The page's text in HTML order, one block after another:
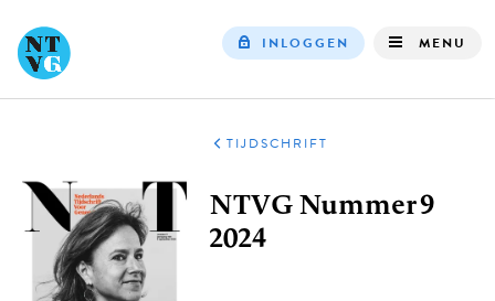
INLOGGEN MENU
TIJDSCHRIFT
NTVG Nummer 9
2024